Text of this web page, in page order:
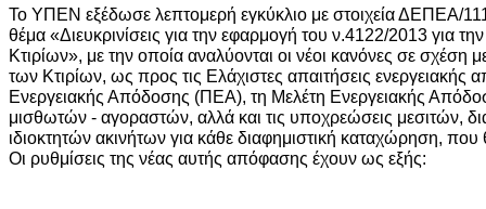
Το ΥΠΕΝ εξέδωσε λεπτομερή εγκύκλιο με στοιχεία ΔΕΠΕΑ/
θέμα «Διευκρινίσεις για την εφαρμογή του ν.4122/2013 για
Κτιρίων», με την οποία αναλύονται οι νέοι κανόνες σε σχέση
των Κτιρίων, ως προς τις Ελάχιστες απαιτήσεις ενεργειακής
Ενεργειακής Απόδοσης (ΠΕΑ), τη Μελέτη Ενεργειακής
μισθωτών - αγοραστών, αλλά και τις υποχρεώσεις μεσιτών,
ιδιοκτητών ακινήτων για κάθε διαφημιστική καταχώρηση,
Οι ρυθμίσεις της νέας αυτής απόφασης έχουν ως εξής: